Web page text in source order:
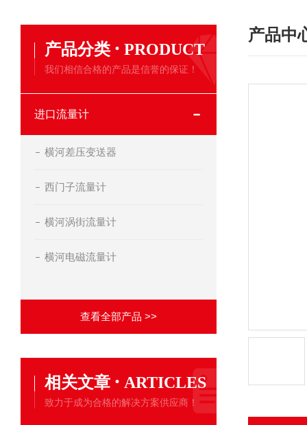
产品分类 · PRODUCT
我们相信合格的产品是信誉的保证！
进口流量计
横河差压变送器
西门子流量计
横河涡街流量计
横河电磁流量计
查看全部产品 >>
相关文章 · ARTICLES
致力于成为合格的解决方案供应商！
产品中